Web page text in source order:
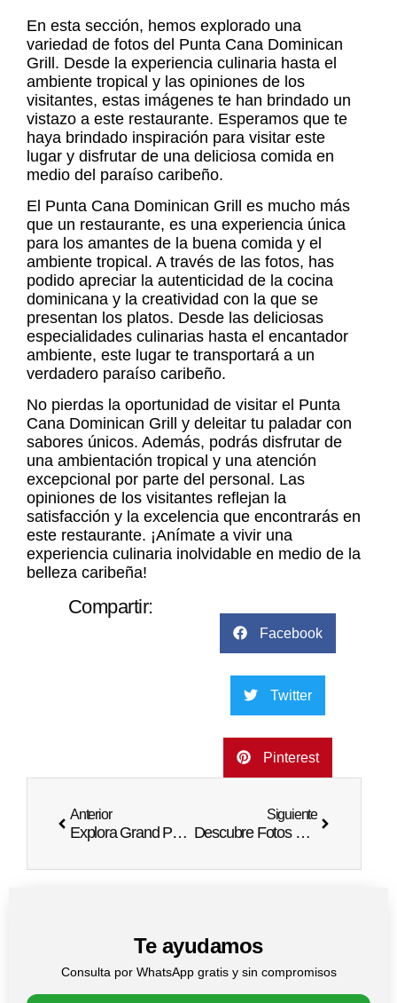
En esta sección, hemos explorado una
variedad de fotos del Punta Cana Dominican
Grill. Desde la experiencia culinaria hasta el
ambiente tropical y las opiniones de los
visitantes, estas imágenes te han brindado un
vistazo a este restaurante. Esperamos que te
haya brindado inspiración para visitar este
lugar y disfrutar de una deliciosa comida en
medio del paraíso caribeño.
El Punta Cana Dominican Grill es mucho más
que un restaurante, es una experiencia única
para los amantes de la buena comida y el
ambiente tropical. A través de las fotos, has
podido apreciar la autenticidad de la cocina
dominicana y la creatividad con la que se
presentan los platos. Desde las deliciosas
especialidades culinarias hasta el encantador
ambiente, este lugar te transportará a un
verdadero paraíso caribeño.
No pierdas la oportunidad de visitar el Punta
Cana Dominican Grill y deleitar tu paladar con
sabores únicos. Además, podrás disfrutar de
una ambientación tropical y una atención
excepcional por parte del personal. Las
opiniones de los visitantes reflejan la
satisfacción y la excelencia que encontrarás en
este restaurante. ¡Anímate a vivir una
experiencia culinaria inolvidable en medio de la
belleza caribeña!
Compartir:
Facebook
Twitter
Pinterest
Anterior
Explora Grand Palladium Punta Cana Resort & Spa Fotos
Siguiente
Descubre Fotos Majestic Colonial Punta Cana
Te ayudamos
Consulta por WhatsApp gratis y sin compromisos